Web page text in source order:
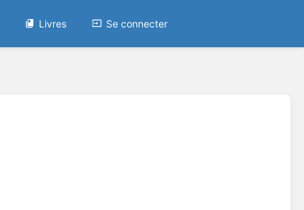
Livres Se connecter